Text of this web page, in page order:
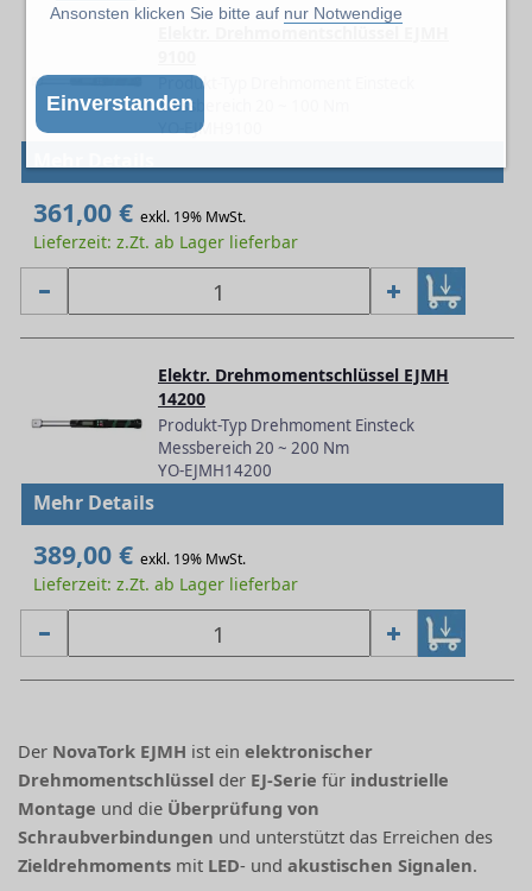
Ansonsten klicken Sie bitte auf nur Notwendige
Einverstanden
Produkt-Typ Drehmoment Einsteck
Messbereich 20 ~ 100 Nm
YO-EJMH9100
361,00 € exkl. 19% MwSt.
Lieferzeit: z.Zt. ab Lager lieferbar
Elektr. Drehmomentschlüssel EJMH
14200
Produkt-Typ Drehmoment Einsteck
Messbereich 20 ~ 200 Nm
YO-EJMH14200
Mehr Details
389,00 € exkl. 19% MwSt.
Lieferzeit: z.Zt. ab Lager lieferbar
Der NovaTork EJMH ist einelektronischer
Drehmomentschlüssel der EJ-Serie für industrielle
Montage und die Überprüfung von
Schraubverbindungen und unterstützt das Erreichen des
Zieldrehmoments mit LED- undakustischen Signalen.